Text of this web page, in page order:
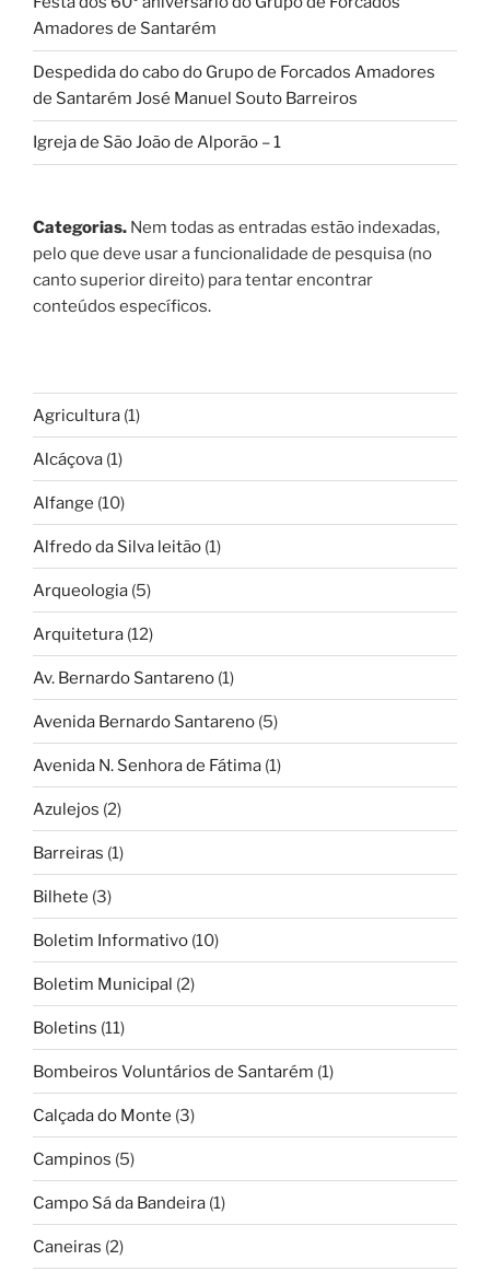
Amadores de Santarém
Despedida do cabo do Grupo de Forcados Amadores
de Santarém José Manuel Souto Barreiros
Igreja de São João de Alporão – 1
Categorias. Nem todas as entradas estão indexadas,
pelo que deve usar a funcionalidade de pesquisa (no
canto superior direito) para tentar encontrar
conteúdos específicos.
Agricultura (1)
Alcáçova (1)
Alfange (10)
Alfredo da Silva leitão (1)
Arqueologia (5)
Arquitetura (12)
Av. Bernardo Santareno (1)
Avenida Bernardo Santareno (5)
Avenida N. Senhora de Fátima (1)
Azulejos (2)
Barreiras (1)
Bilhete (3)
Boletim Informativo (10)
Boletim Municipal (2)
Boletins (11)
Bombeiros Voluntários de Santarém (1)
Calçada do Monte (3)
Campinos (5)
Campo Sá da Bandeira (1)
Caneiras (2)